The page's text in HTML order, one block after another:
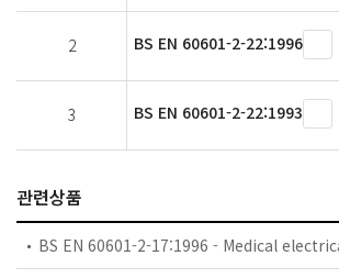
2 BS EN 60601-2-22:1996
3 BS EN 60601-2-22:1993
관련상품